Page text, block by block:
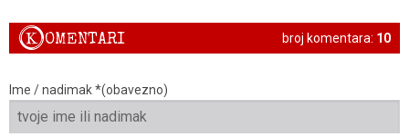
broj komentara: 10
KOMENTARI
Ime / nadimak *(obavezno)